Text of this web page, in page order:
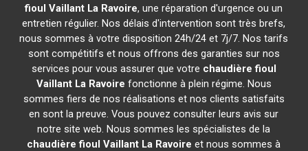
fioul Vaillant La Ravoire, une réparation d'urgence ou un
entretien régulier. Nos délais d'intervention sont très brefs,
nous sommes à votre disposition 24h/24 et 7j/7. Nos tarifs
sont compétitifs et nous offrons des garanties sur nos
services pour vous assurer que votre chaudière fioul
Vaillant La Ravoire fonctionne à plein régime. Nous
sommes fiers de nos réalisations et nos clients satisfaits
en sont la preuve. Vous pouvez consulter leurs avis sur
notre site web. Nous sommes les spécialistes de la
chaudière fioul Vaillant La Ravoire et nous sommes à